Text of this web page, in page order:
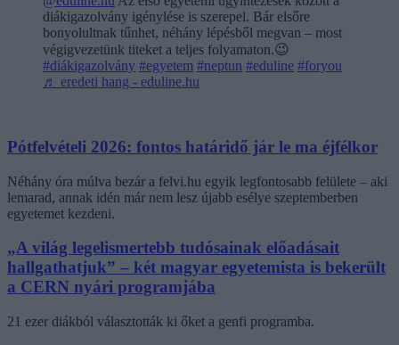
diákigazolvány igénylése is szerepel. Bár elsőre
bonyolultnak tűnhet, néhány lépésből megvan – most
végigvezetünk titeket a teljes folyamaton.😉
#diákigazolvány #egyetem #neptun #eduline #foryou
♬ eredeti hang - eduline.hu
Pótfelvételi 2026: fontos határidő jár le ma éjfélkor
Néhány óra múlva bezár a felvi.hu egyik legfontosabb felülete – aki
lemarad, annak idén már nem lesz újabb esélye szeptemberben
egyetemet kezdeni.
„A világ legelismertebb tudósainak előadásait
hallgathatjuk” – két magyar egyetemista is bekerült
a CERN nyári programjába
21 ezer diákból választották ki őket a genfi programba.